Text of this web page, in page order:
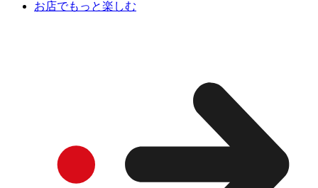
お店でもっと楽しむ